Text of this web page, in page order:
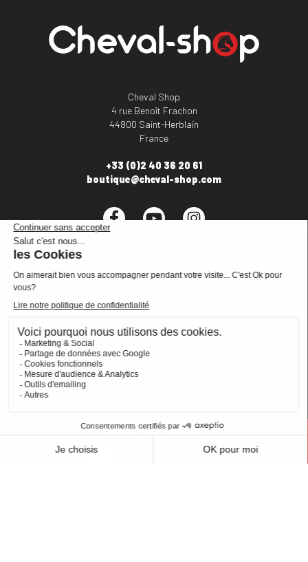
Cheval Shop
4 rue Benoît Frachon
44800 Saint-Herblain
France
+33 (0)2 40 36 20 61
boutique@cheval-shop.com
Facebook YouTube
PRODUITS 
Plan du site Cookies
© 2026 - CHEVAL SHOP